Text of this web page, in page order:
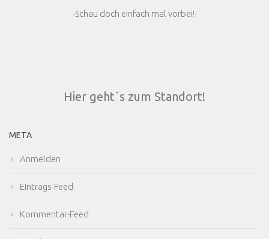
-Schau doch einfach mal vorbei!-
Hier geht´s zum Standort!
META
Anmelden
Eintrags-Feed
Kommentar-Feed